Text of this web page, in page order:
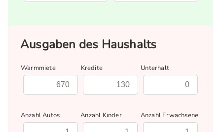
Ausgaben des Haushalts
Warmmiete Kredite Unterhalt
Anzahl Autos Anzahl Kinder Anzahl Erwachsene